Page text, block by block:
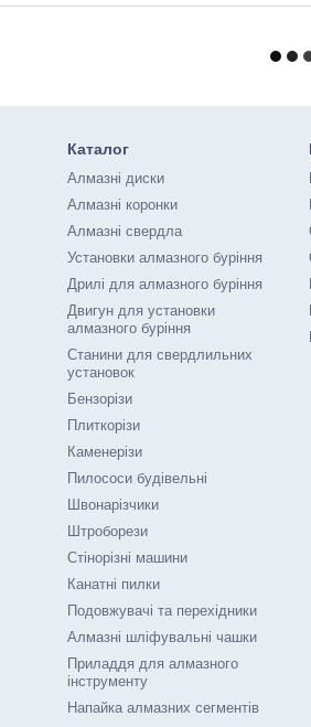
Каталог
Алмазні диски
Алмазні коронки
Алмазні свердла
Установки алмазного буріння
Дрилі для алмазного буріння
Двигун для установки
алмазного буріння
Станини для свердлильних
установок
Бензорізи
Плиткорізи
Каменерізи
Пилососи будівельні
Швонарізчики
Штроборези
Стінорізні машини
Канатні пилки
Подовжувачі та перехідники
Алмазні шліфувальні чашки
Приладдя для алмазного
інструменту
Напайка алмазних сегментів